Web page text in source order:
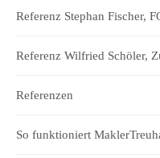
Referenz Stephan Fischer,
Referenz Wilfried Schöler,
Referenzen
So funktioniert